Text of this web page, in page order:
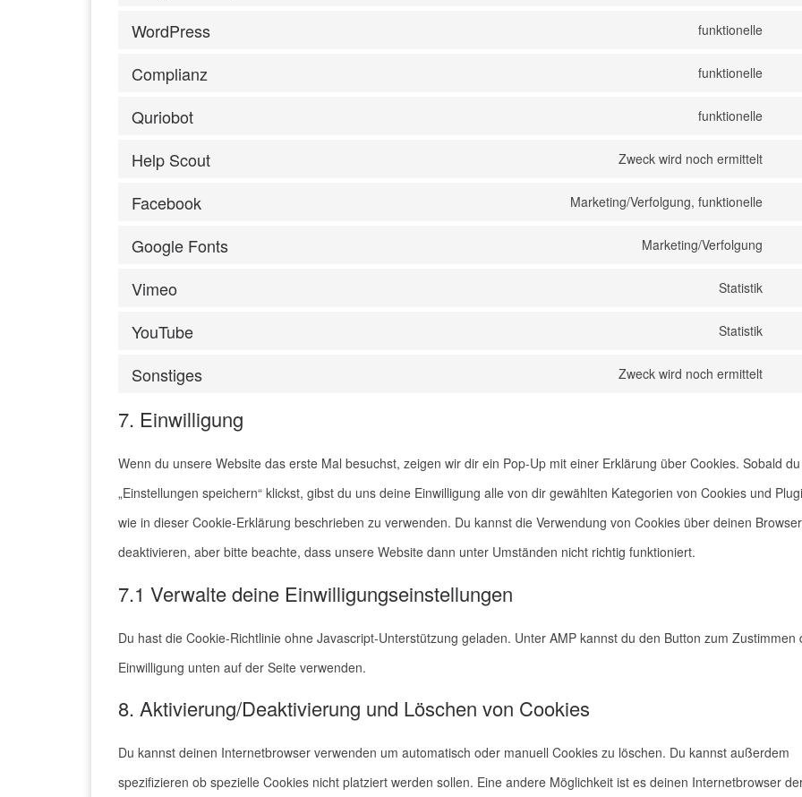
WordPress funktionelle
Complianz funktionelle
Quriobot funktionelle
Help Scout Zweck wird noch ermittelt
Facebook Marketing/Verfolgung, funktionelle
Google Fonts Marketing/Verfolgung
Vimeo Statistik
YouTube Statistik
Sonstiges Zweck wird noch ermittelt
7. Einwilligung
Wenn du unsere Website das erste Mal besuchst, zeigen wir dir ein Pop-Up mit einer Erklärung über Cookies. Sobald
„Einstellungen speichern“ klickst, gibst du uns deine Einwilligung alle von dir gewählten Kategorien von Cookies und
wie in dieser Cookie-Erklärung beschrieben zu verwenden. Du kannst die Verwendung von Cookies über deinen Browser
deaktivieren, aber bitte beachte, dass unsere Website dann unter Umständen nicht richtig funktioniert.
7.1 Verwalte deine Einwilligungseinstellungen
Du hast die Cookie-Richtlinie ohne Javascript-Unterstützung geladen. Unter AMP kannst du den Button zum Zustimmen
Einwilligung unten auf der Seite verwenden.
8. Aktivierung/Deaktivierung und Löschen von Cookies
Du kannst deinen Internetbrowser verwenden um automatisch oder manuell Cookies zu löschen. Du kannst außerdem
spezifizieren ob spezielle Cookies nicht platziert werden sollen. Eine andere Möglichkeit ist es deinen Internetbrowser